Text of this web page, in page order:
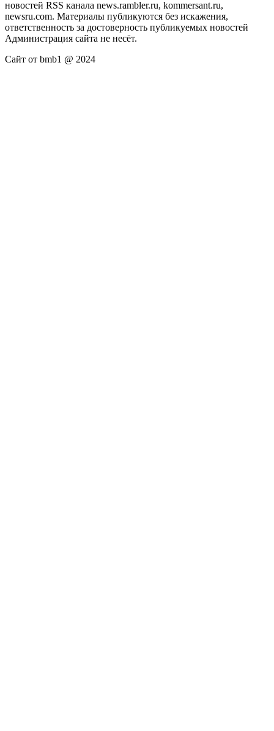
новостей RSS канала news.rambler.ru, kommersant.ru,
newsru.com. Материалы публикуются без искажения,
ответственность за достоверность публикуемых новостей
Администрация сайта не несёт.
Сайт от bmb1 @ 2024